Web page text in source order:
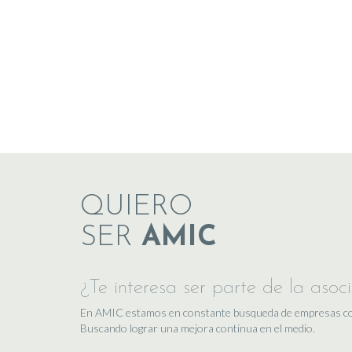
QUIERO
SER AMIC
¿Te interesa ser parte de la
En AMIC estamos en constante busqueda de empresas
Buscando lograr una mejora continua en el medio.